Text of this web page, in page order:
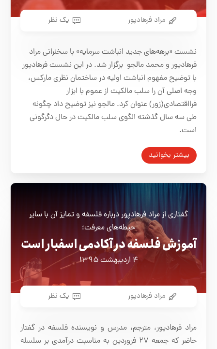
مراد فرهادپور یک نظر
نشست «برهه‌های جدید انباشت سرمایه» با سخنرانی مراد
فرهادپور و محمد مالجو برگزار شد. در این نشست فرهادپور
با توضیح مفهوم انباشت اولیه در ساختمان نظری مارکس،
وجه اصلی آن‌ را سلب مالکیت از عموم با ابزار
فرااقتصادی(زور) عنوان کرد. مالجو نیز توضیح داد چگونه
طی سه سال گذشته الگوی سلب مالکیت در حال دگرگونی
است.
بیشتر بخوانید
گفتاری از مراد فرهادپور درباره فلسفه و تمايز آن با ساير
حيطه‌های معرفت؛
آموزش فلسفه در آکادمی اسفبار است
۴ اردیبهشت ۱۳۹۵
مراد فرهادپور یک نظر
مراد فرهادپور، مترجم، مدرس و نویسنده فلسفه در گفتار
حاضر كه جمعه ٢٧ فروردین به مناسبت درآمدی بر سلسله